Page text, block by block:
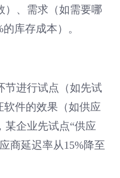
）、需求（如需要哪
库存成本）。
节进行试点（如先试
软件的效果（如供应
某企业先试点“供应
商延迟率从15%降至